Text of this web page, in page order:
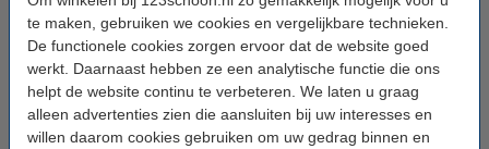
te maken, gebruiken we cookies en vergelijkbare technieken.
De functionele cookies zorgen ervoor dat de website goed
werkt. Daarnaast hebben ze een analytische functie die ons
helpt de website continu te verbeteren. We laten u graag
alleen advertenties zien die aansluiten bij uw interesses en
willen daarom cookies gebruiken om uw gedrag binnen en
Bekijk de specificaties en beschrijving
Direct leverbaar
Morgen in huis
€ 4,29 Bestellen